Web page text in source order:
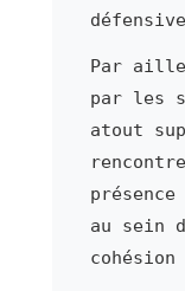
Par
par les
atout
au sein
cohésion